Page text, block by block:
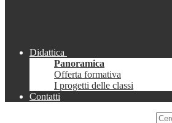
Didattica
Panoramica
Offerta formativa
I progetti delle classi
Contatti